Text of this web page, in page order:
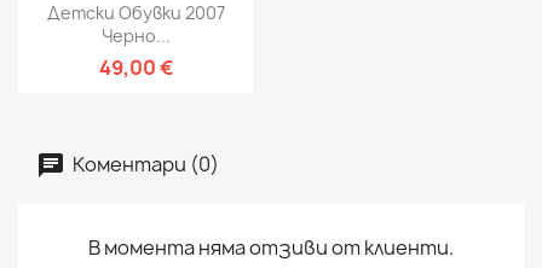
Детски Обувки 2007
Черно...
49,00 €
Коментари (0)
В момента няма отзиви от клиенти.